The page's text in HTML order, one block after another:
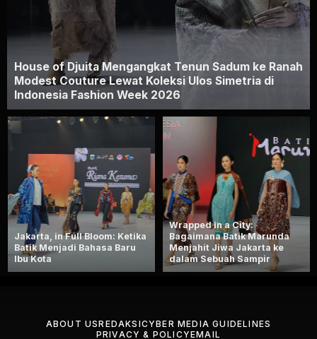
House of Djuita Mengangkat Tenun Sadum ke Ranah
Modest Couture Lewat Koleksi Ulos Simetria di
Indonesia Fashion Week 2026
Jakarta, in Full Bloom: Ketika
Batik Menjadi Bahasa Baru
Ibu Kota
Wrapped in a City:
Bagaimana Batik Marunda
Menjahit Jiwa Jakarta ke
dalam Sebuah Sampir
ABOUT USREDAKSICYBER MEDIA GUIDELINES
PRIVACY & POLICYEMAIL